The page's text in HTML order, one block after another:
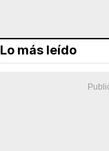
Lo más leído